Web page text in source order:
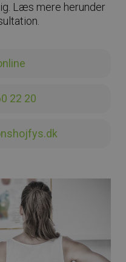
Læs mere herunder
22 20